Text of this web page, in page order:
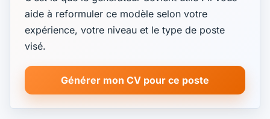
aide à reformuler ce modèle selon votre
expérience, votre niveau et le type de poste
visé.
Générer mon CV pour ce poste